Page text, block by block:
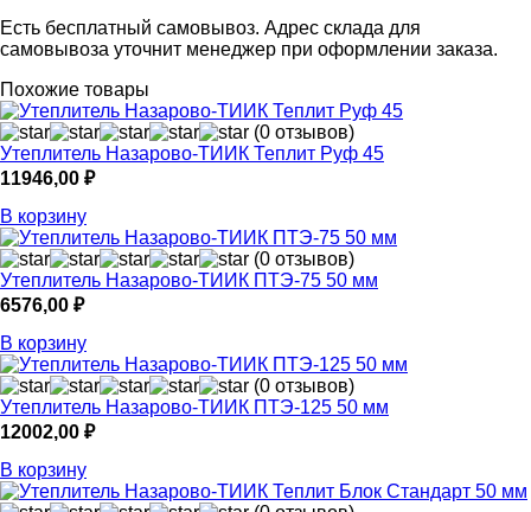
Есть бесплатный самовывоз. Адрес склада для
самовывоза уточнит менеджер при оформлении заказа.
Похожие товары
(0 отзывов)
Утеплитель Назарово-ТИИК Теплит Руф 45
11946,00 ₽
В корзину
(0 отзывов)
Утеплитель Назарово-ТИИК ПТЭ-75 50 мм
6576,00 ₽
В корзину
(0 отзывов)
Утеплитель Назарово-ТИИК ПТЭ-125 50 мм
12002,00 ₽
В корзину